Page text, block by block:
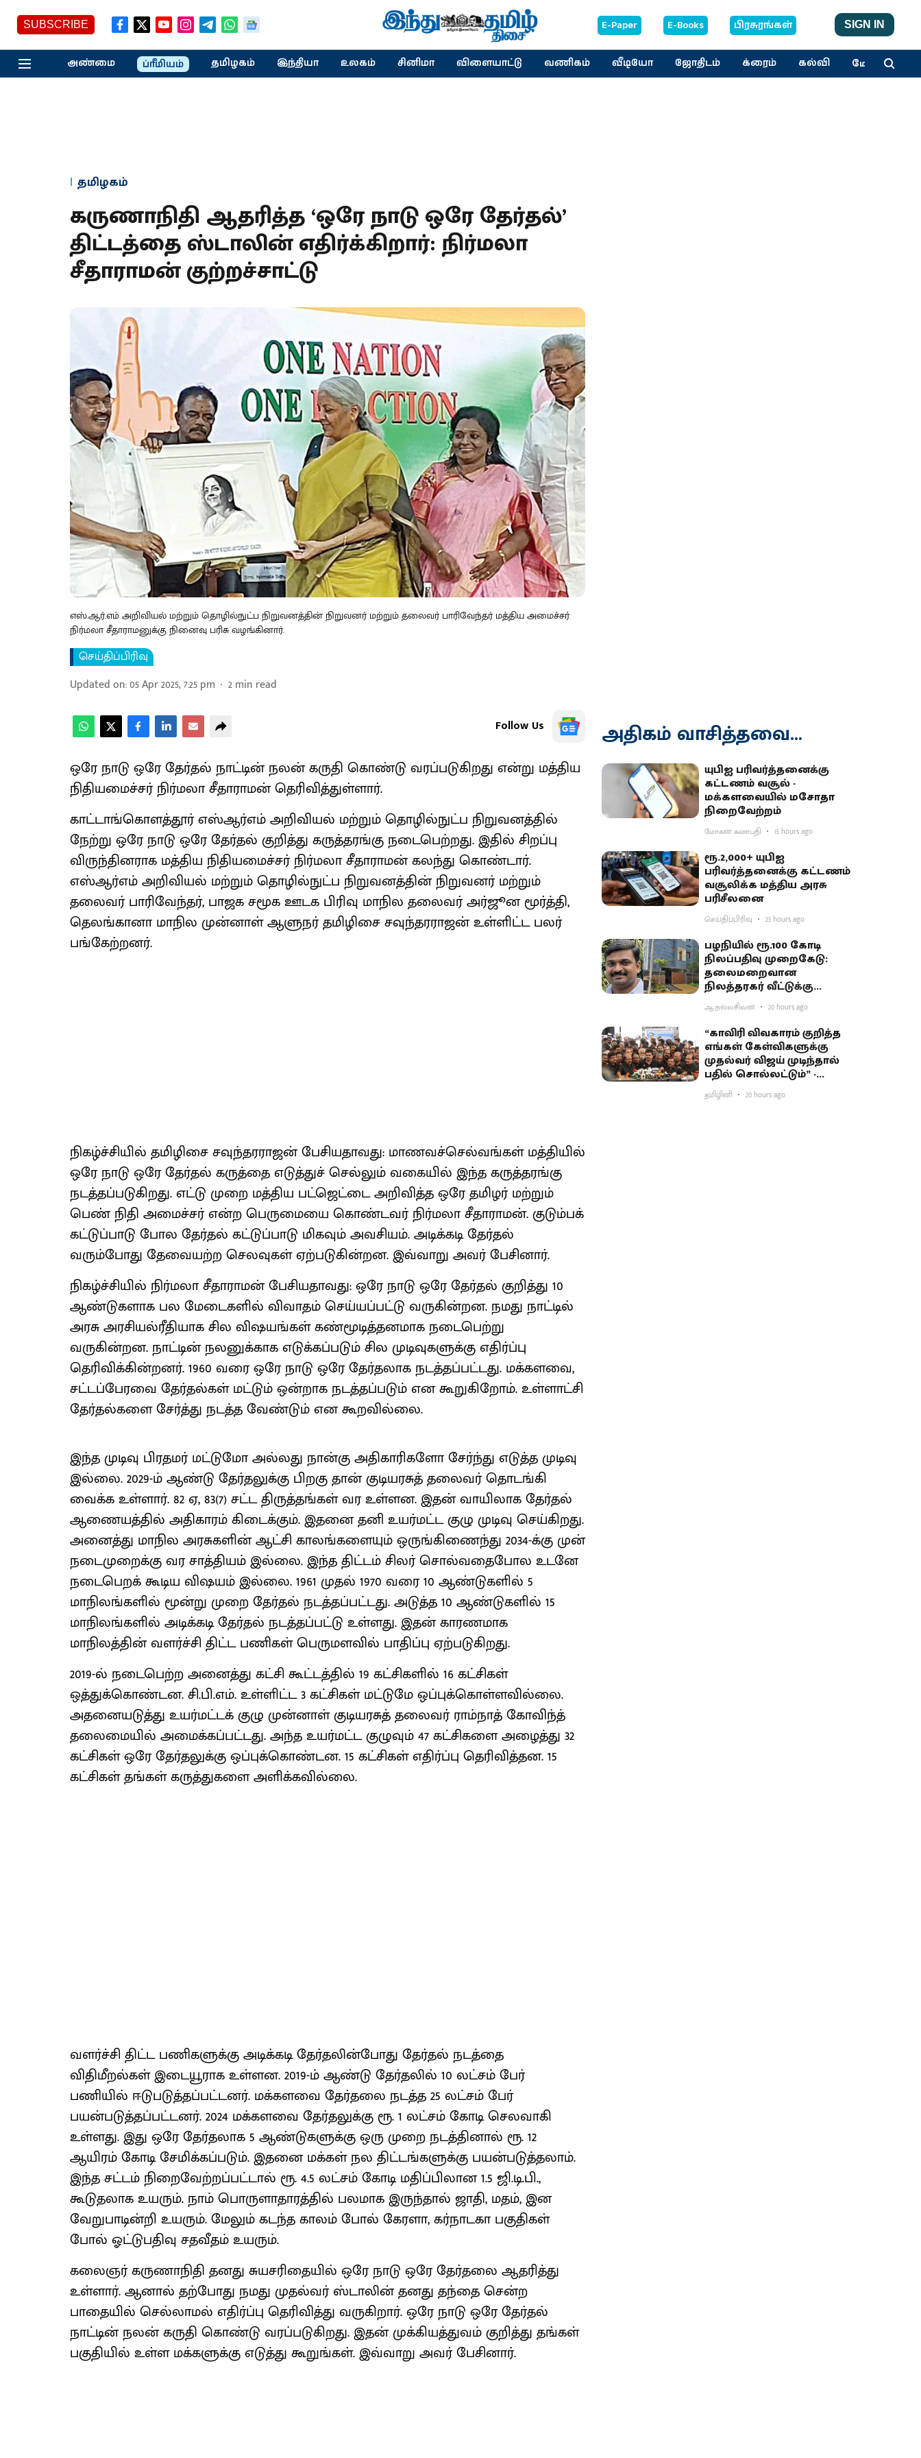
SUBSCRIBE E-Paper E-Books பிரசுரங்கள் SIGN IN
அண்மை ப்ரீமியம் தமிழகம் இந்தியா உலகம் சினிமா விளையாட்டு வணிகம் வீடியோ ஜோதிடம் க்ரைம் கல்வி மேலும்
தமிழகம்
கருணாநிதி ஆதரித்த ‘ஒரே நாடு ஒரே தேர்தல்’
திட்டத்தை ஸ்டாலின் எதிர்க்கிறார்: நிர்மலா
சீதாராமன் குற்றச்சாட்டு
எஸ்.ஆர்.எம் அறிவியல் மற்றும் தொழில்நுட்ப நிறுவனத்தின் நிறுவனர் மற்றும் தலைவர் பாரிவேந்தர் மத்திய அமைச்சர்
நிர்மலா சீதாராமனுக்கு நினைவு பரிசு வழங்கினார்.
செய்திப்பிரிவு
Updated on:05 Apr 2025, 7:25 pm 2min read
Follow Us
ஒரே நாடு ஒரே தேர்தல் நாட்டின் நலன் கருதி கொண்டு வரப்படுகிறது என்று மத்திய
நிதியமைச்சர் நிர்மலா சீதாராமன் தெரிவித்துள்ளார்.
காட்டாங்கொளத்தூர் எஸ்ஆர்எம் அறிவியல் மற்றும் தொழில்நுட்ப நிறுவனத்தில்
நேற்று ஒரே நாடு ஒரே தேர்தல் குறித்து கருத்தரங்கு நடைபெற்றது. இதில் சிறப்பு
விருந்தினராக மத்திய நிதியமைச்சர் நிர்மலா சீதாராமன் கலந்து கொண்டார்.
எஸ்ஆர்எம் அறிவியல் மற்றும் தொழில்நுட்ப நிறுவனத்தின் நிறுவனர் மற்றும்
தலைவர் பாரிவேந்தர், பாஜக சமூக ஊடக பிரிவு மாநில தலைவர் அர்ஜூன மூர்த்தி,
தெலங்கானா மாநில முன்னாள் ஆளுநர் தமிழிசை சவுந்தரராஜன் உள்ளிட்ட பலர்
பங்கேற்றனர்.
நிகழ்ச்சியில் தமிழிசை சவுந்தரராஜன் பேசியதாவது: மாணவச்செல்வங்கள் மத்தியில்
ஒரே நாடு ஒரே தேர்தல் கருத்தை எடுத்துச் செல்லும் வகையில் இந்த கருத்தரங்கு
நடத்தப்படுகிறது. எட்டு முறை மத்திய பட்ஜெட்டை அறிவித்த ஒரே தமிழர் மற்றும்
பெண் நிதி அமைச்சர் என்ற பெருமையை கொண்டவர் நிர்மலா சீதாராமன். குடும்பக்
கட்டுப்பாடு போல தேர்தல் கட்டுப்பாடு மிகவும் அவசியம். அடிக்கடி தேர்தல்
வரும்போது தேவையற்ற செலவுகள் ஏற்படுகின்றன. இவ்வாறு அவர் பேசினார்.
நிகழ்ச்சியில் நிர்மலா சீதாராமன் பேசியதாவது: ஒரே நாடு ஒரே தேர்தல் குறித்து 10
ஆண்டுகளாக பல மேடைகளில் விவாதம் செய்யப்பட்டு வருகின்றன. நமது நாட்டில்
அரசு அரசியல்ரீதியாக சில விஷயங்கள் கண்மூடித்தனமாக நடைபெற்று
வருகின்றன. நாட்டின் நலனுக்காக எடுக்கப்படும் சில முடிவுகளுக்கு எதிர்ப்பு
தெரிவிக்கின்றனர். 1960 வரை ஒரே நாடு ஒரே தேர்தலாக நடத்தப்பட்டது. மக்களவை,
சட்டப்பேரவை தேர்தல்கள் மட்டும் ஒன்றாக நடத்தப்படும் என கூறுகிறோம். உள்ளாட்சி
தேர்தல்களை சேர்த்து நடத்த வேண்டும் என கூறவில்லை.
இந்த முடிவு பிரதமர் மட்டுமோ அல்லது நான்கு அதிகாரிகளோ சேர்ந்து எடுத்த முடிவு
இல்லை. 2029-ம் ஆண்டு தேர்தலுக்கு பிறகு தான் குடியரசுத் தலைவர் தொடங்கி
வைக்க உள்ளார். 82 ஏ, 83(7) சட்ட திருத்தங்கள் வர உள்ளன. இதன் வாயிலாக தேர்தல்
ஆணையத்தில் அதிகாரம் கிடைக்கும். இதனை தனி உயர்மட்ட குழு முடிவு செய்கிறது.
அனைத்து மாநில அரசுகளின் ஆட்சி காலங்களையும் ஒருங்கிணைந்து 2034-க்கு முன்
நடைமுறைக்கு வர சாத்தியம் இல்லை. இந்த திட்டம் சிலர் சொல்வதைபோல உடனே
நடைபெறக் கூடிய விஷயம் இல்லை. 1961 முதல் 1970 வரை 10 ஆண்டுகளில் 5
மாநிலங்களில் மூன்று முறை தேர்தல் நடத்தப்பட்டது. அடுத்த 10 ஆண்டுகளில் 15
மாநிலங்களில் அடிக்கடி தேர்தல் நடத்தப்பட்டு உள்ளது. இதன் காரணமாக
மாநிலத்தின் வளர்ச்சி திட்ட பணிகள் பெருமளவில் பாதிப்பு ஏற்படுகிறது.
2019-ல் நடைபெற்ற அனைத்து கட்சி கூட்டத்தில் 19 கட்சிகளில் 16 கட்சிகள்
ஒத்துக்கொண்டன. சி.பி.எம். உள்ளிட்ட 3 கட்சிகள் மட்டுமே ஒப்புக்கொள்ளவில்லை.
அதனையடுத்து உயர்மட்டக் குழு முன்னாள் குடியரசுத் தலைவர் ராம்நாத் கோவிந்த்
தலைமையில் அமைக்கப்பட்டது. அந்த உயர்மட்ட குழுவும் 47 கட்சிகளை அழைத்து 32
கட்சிகள் ஒரே தேர்தலுக்கு ஒப்புக்கொண்டன. 15 கட்சிகள் எதிர்ப்பு தெரிவித்தன. 15
கட்சிகள் தங்கள் கருத்துகளை அளிக்கவில்லை.
வளர்ச்சி திட்ட பணிகளுக்கு அடிக்கடி தேர்தலின்போது தேர்தல் நடத்தை
விதிமீறல்கள் இடையூராக உள்ளன. 2019-ம் ஆண்டு தேர்தலில் 10 லட்சம் பேர்
பணியில் ஈடுபடுத்தப்பட்டனர். மக்களவை தேர்தலை நடத்த 25 லட்சம் பேர்
பயன்படுத்தப்பட்டனர். 2024 மக்களவை தேர்தலுக்கு ரூ. 1 லட்சம் கோடி செலவாகி
உள்ளது. இது ஒரே தேர்தலாக 5 ஆண்டுகளுக்கு ஒரு முறை நடத்தினால் ரூ. 12
ஆயிரம் கோடி சேமிக்கப்படும். இதனை மக்கள் நல திட்டங்களுக்கு பயன்படுத்தலாம்.
இந்த சட்டம் நிறைவேற்றப்பட்டால் ரூ. 4.5 லட்சம் கோடி மதிப்பிலான 1.5 ஜி.டி.பி.,
கூடுதலாக உயரும். நாம் பொருளாதாரத்தில் பலமாக இருந்தால் ஜாதி, மதம், இன
வேறுபாடின்றி உயரும். மேலும் கடந்த காலம் போல் கேரளா, கர்நாடகா பகுதிகள்
போல் ஓட்டுபதிவு சதவீதம் உயரும்.
கலைஞர் கருணாநிதி தனது சுயசரிதையில் ஒரே நாடு ஒரே தேர்தலை ஆதரித்து
உள்ளார். ஆனால் தற்போது நமது முதல்வர் ஸ்டாலின் தனது தந்தை சென்ற
பாதையில் செல்லாமல் எதிர்ப்பு தெரிவித்து வருகிறார்‌. ஒரே நாடு ஒரே தேர்தல்
நாட்டின் நலன் கருதி கொண்டு வரப்படுகிறது. இதன் முக்கியத்துவம் குறித்து தங்கள்
பகுதியில் உள்ள மக்களுக்கு எடுத்து கூறுங்கள். இவ்வாறு அவர் பேசினார்.
அதிகம் வாசித்தவை...
யுபிஐ பரிவர்த்தனைக்கு
கட்டணம் வசூல் -
மக்களவையில் மசோதா
நிறைவேற்றம்
மோகன் கணபதி 15 hours ago
ரூ.2,000+ யுபிஐ
பரிவர்த்தனைக்கு கட்டணம்
வசூலிக்க மத்திய அரசு
பரிசீலனை
செய்திப்பிரிவு 23 hours ago
பழநியில் ரூ.100 கோடி
நிலப்பதிவு முறைகேடு:
தலைமறைவான
நிலத்தரகர் வீட்டுக்கு
சிபிசிஐடி ‘சீல்’
ஆ.நல்லசிவன் 20 hours ago
“காவிரி விவகாரம் குறித்த
எங்கள் கேள்விகளுக்கு
முதல்வர் விஜய் முடிந்தால்
பதில் சொல்லட்டும்” -
உதயநிதி சவால்
தமிழினி 20 hours ago